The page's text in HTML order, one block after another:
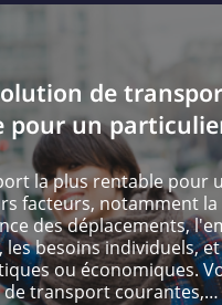
de
pour un
la plus rentable pour
facteurs, notamment la
des déplacements,
besoins individuels,
ou économiques.
de transport courantes,…